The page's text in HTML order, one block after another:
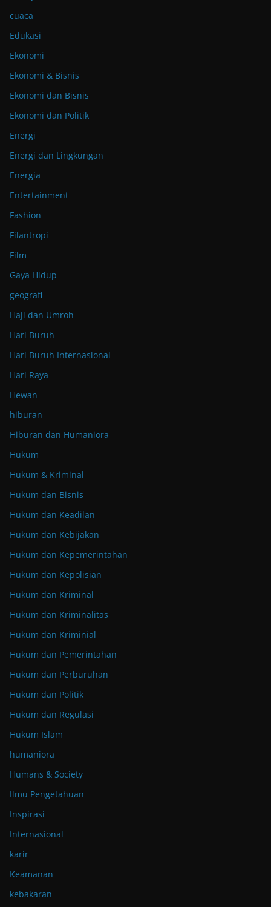
cuaca
Edukasi
Ekonomi
Ekonomi & Bisnis
Ekonomi dan Bisnis
Ekonomi dan Politik
Energi
Energi dan Lingkungan
Energia
Entertainment
Fashion
Filantropi
Film
Gaya Hidup
geografi
Haji dan Umroh
Hari Buruh
Hari Buruh Internasional
Hari Raya
Hewan
hiburan
Hiburan dan Humaniora
Hukum
Hukum & Kriminal
Hukum dan Bisnis
Hukum dan Keadilan
Hukum dan Kebijakan
Hukum dan Kepemerintahan
Hukum dan Kepolisian
Hukum dan Kriminal
Hukum dan Kriminalitas
Hukum dan Kriminial
Hukum dan Pemerintahan
Hukum dan Perburuhan
Hukum dan Politik
Hukum dan Regulasi
Hukum Islam
humaniora
Humans & Society
Ilmu Pengetahuan
Inspirasi
Internasional
karir
Keamanan
kebakaran